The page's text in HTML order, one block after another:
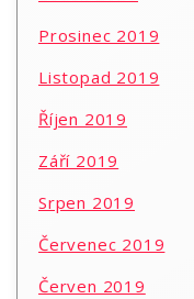
Prosinec 2019
Listopad 2019
Říjen 2019
Září 2019
Srpen 2019
Červenec 2019
Červen 2019